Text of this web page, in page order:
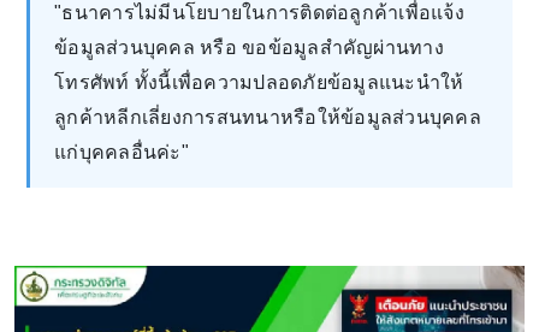
"ธนาคารไม่มีนโยบายในการติดต่อลูกค้าเพื่อแจ้ง
ข้อมูลส่วนบุคคล หรือ ขอข้อมูลสำคัญผ่านทาง
โทรศัพท์ ทั้งนี้เพื่อความปลอดภัยข้อมูลแนะนำให้
ลูกค้าหลีกเลี่ยงการสนทนาหรือให้ข้อมูลส่วนบุคคล
แก่บุคคลอื่นค่ะ"